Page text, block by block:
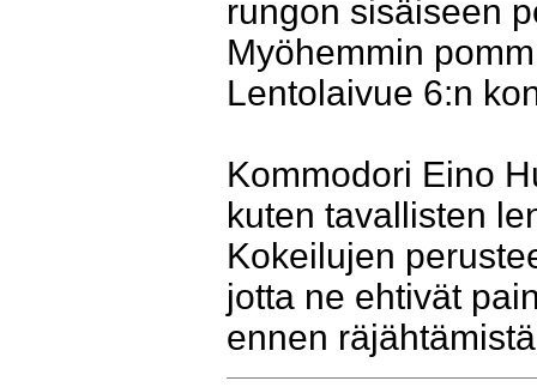
rungon sisäiseen
Myöhemmin
Lentolaivue 6:n
Kommodori Eino
kuten tavallisten
Kokeilujen
jotta ne ehtivät
ennen